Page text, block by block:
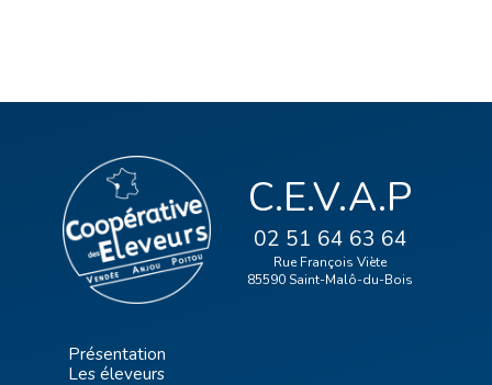
C.E.V.A.P
02 51 64 63 64
Rue François Viète
85590 Saint-Malô-du-Bois
Présentation
Les éleveurs